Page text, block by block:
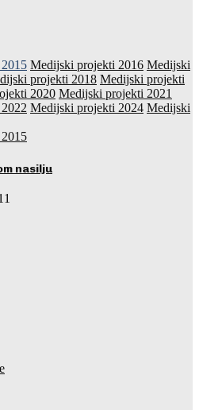
Medijski projekti 2016 Medijski
projekti 2018 Medijski projekti
2020 Medijski projekti 2021
Medijski projekti 2024 Medijski
nasilju